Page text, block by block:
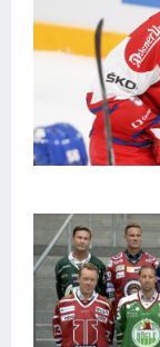
Много
Футбол
Хоккей
Велогонки
Конькобежный